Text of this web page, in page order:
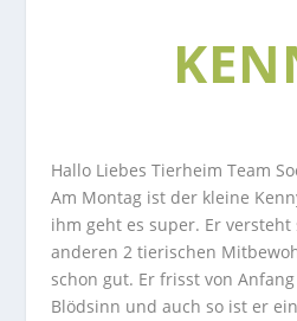
Hallo Liebes Tierheim Team
Am Montag ist der kleine
ihm geht es super. Er
anderen 2 tierischen
schon gut. Er frisst von
Blödsinn und auch so ist er